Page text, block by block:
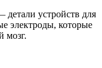
устройств для
электроды, которые
мозг.